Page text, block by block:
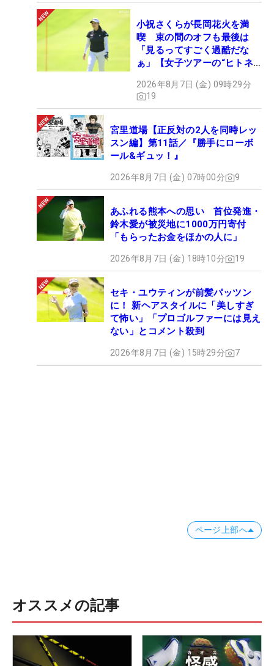
小祝さくらが長岡花火を満
喫 束の間のオフも最後は
「見るってすごく過酷だな
ぁ」【女子ツアーの“ヒトネ
2026年8月7日 (金) 09時29分
19
宮里道場【正反対の2人を同時レッ
スン編】第11話／『勝手にローボ
ール&ギュッ！』
2026年8月7日 (金) 07時00分 9
あふれる熊本への思い 首位発進・
鈴木愛が被災地に1000万円寄付
「もらったお金をほかの人に」
2026年8月7日 (金) 18時10分 19
セキ・ユウティンが前髪パッツン
に！ 新ヘアスタイルに「美しすぎ
て怖い」「プロゴルファーには見え
ない」とコメント殺到
2026年8月7日 (金) 15時29分 7
ページ上部へ
オススメの記事